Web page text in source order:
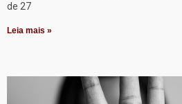
de 27
Leia mais »